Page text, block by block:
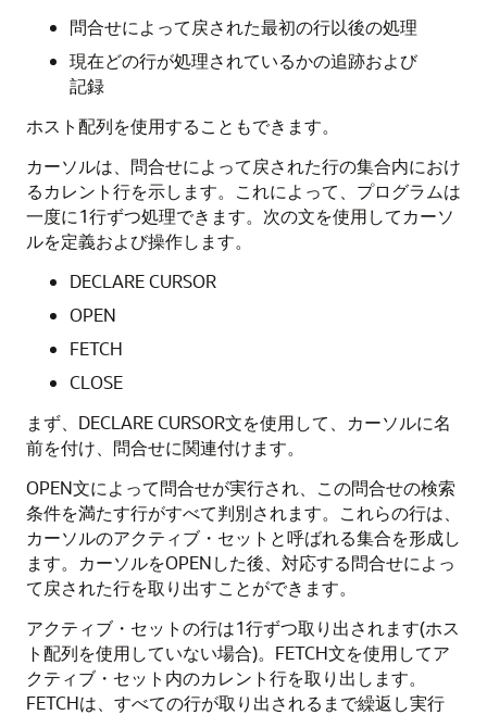
問合せによって戻された最初の行以後の処理
現在どの行が処理されているかの追跡および
記録
ホスト配列を使用することもできます。
カーソルは、問合せによって戻された行の集合内におけ
るカレント行を示します。これによって、プログラムは
一度に1行ずつ処理できます。次の文を使用してカーソ
ルを定義および操作します。
DECLARE CURSOR
OPEN
FETCH
CLOSE
まず、DECLARE CURSOR文を使用して、カーソルに名
前を付け、問合せに関連付けます。
OPEN文によって問合せが実行され、この問合せの検索
条件を満たす行がすべて判別されます。これらの行は、
カーソルのアクティブ・セットと呼ばれる集合を形成し
ます。カーソルをOPENした後、対応する問合せによっ
て戻された行を取り出すことができます。
アクティブ・セットの行は1行ずつ取り出されます(ホス
ト配列を使用していない場合)。FETCH文を使用してア
クティブ・セット内のカレント行を取り出します。
FETCHは、すべての行が取り出されるまで繰返し実行